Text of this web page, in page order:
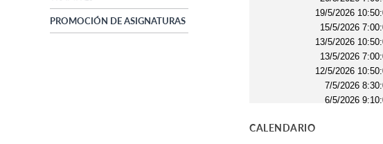
PROMOCIÓN DE ASIGNATURAS
CALENDARIO